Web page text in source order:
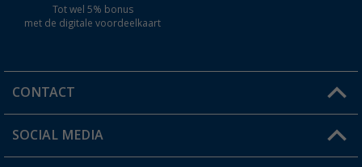
Tot wel 5% bonus
met de digitale voordeelkaart
CONTACT
Een vraag?
SOCIAL MEDIA